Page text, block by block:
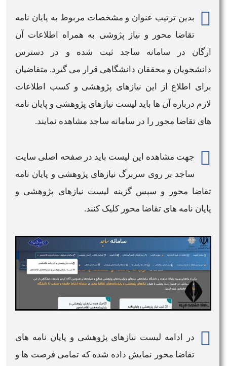
بدین ترتیب عنوان و مشخصات مربوط به پایان نامه
تقاضا محور و نیاز پژوشی به همراه اطلاعات آن
ارگان در سامانه ساجدثبت شده و در دسترس
دانشجویان و محققان دانشگاهی قرار می گیرد. متقاضیان
برای اطلاع از این نیازهای پژوهشی و کسب اطلاعات
لازم درباره آن ها باید لیست نیازهای پژوهشی و پایان نامه
های تقاضا محور را در سامانه ساجد مشاهده نمایند.
جهت مشاهده این لیست باید در صفحه اصلی سایت
ساجد بر روی سربرگ نیازهای پژوهشی و پایان نامه
تقاضا محور و سپس گزینه لیست نیازهای پژوهشی و
پایان نامه های تقاضا محور کلیک کنند.
در ادامه لیست نیازهای پژوهشی و پایان نامه های
تقاضا محور نمایش داده شده که تمامی فرصت ها و